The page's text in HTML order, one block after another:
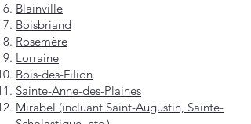
Blainville
Boisbriand
Rosemère
Lorraine
Bois-des-Filion
Sainte-Anne-des-Plaines
Mirabel (incluant Saint-Augustin, Sainte-